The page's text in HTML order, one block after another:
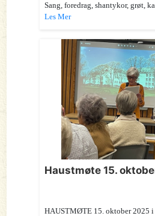
Sang, foredrag, shantykor, grøt,
Les Mer
Haustmøte 15.
HAUSTMØTE 15. oktober 2025 i